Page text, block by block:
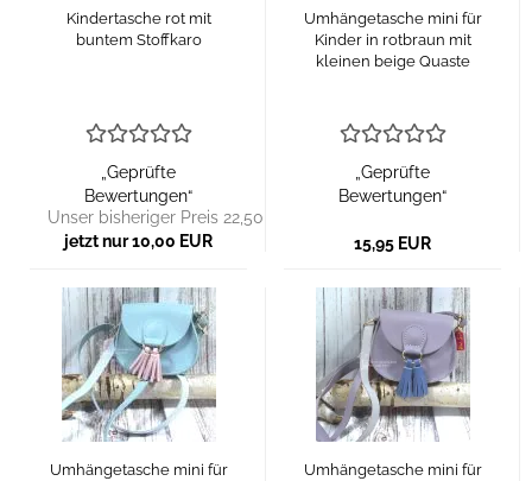
Kindertasche rot mit
buntem Stoffkaro
„Geprüfte
Bewertungen“
Unser bisheriger Preis 22,50 EUR
jetzt nur 10,00 EUR
Umhängetasche mini für
Kinder in rotbraun mit
kleinen beige Quaste
„Geprüfte
Bewertungen“
15,95 EUR
Umhängetasche mini für
Umhängetasche mini für